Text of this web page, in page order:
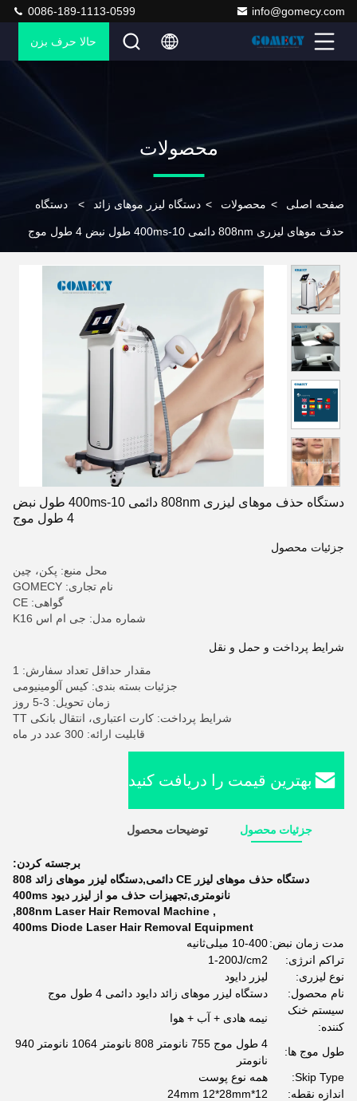
info@gomecy.com
0086-189-1113-0599
حالا حرف بزن
محصولات
صفحه اصلی > محصولات > دستگاه لیزر موهای زائد > دستگاه
حذف موهای لیزری 808nm دائمی 10-400ms طول نبض 4 طول موج
دستگاه حذف موهای لیزری 808nm دائمی 10-400ms طول نبض
4 طول موج
جزئیات محصول
محل منبع: پکن، چین
نام تجاری: GOMECY
گواهی: CE
شماره مدل: جی ام اس K16
شرایط پرداخت و حمل و نقل
مقدار حداقل تعداد سفارش: 1
جزئیات بسته بندی: کیس آلومینیومی
زمان تحویل: 3-5 روز
شرایط پرداخت: کارت اعتباری، انتقال بانکی TT
قابلیت ارائه: 300 عدد در ماه
بهترین قیمت را دریافت کنید
جزئیات محصول توضیحات محصول
برجسته کردن:
دستگاه حذف موهای لیزر CE دائمی,دستگاه لیزر موهای زائد 808
نانومتری,تجهیزات حذف مو از لیزر دیود 400ms
,
808nm Laser Hair Removal Machine
,
400ms Diode Laser Hair Removal Equipment
مدت زمان نبض:10-400 میلی‌ثانیه
تراکم انرژی:
1-200J/cm2
نوع لیزری:
لیزر دایود
نام محصول:
دستگاه لیزر موهای زائد دایود دائمی 4 طول موج
سیستم خنک
کننده:
نیمه هادی + آب + هوا
طول موج ها:
4 طول موج 755 نانومتر 808 نانومتر 1064 نانومتر 940
نانومتر
Skip Type:
همه نوع پوست
اندازه نقطه:
12*24mm 12*28mm